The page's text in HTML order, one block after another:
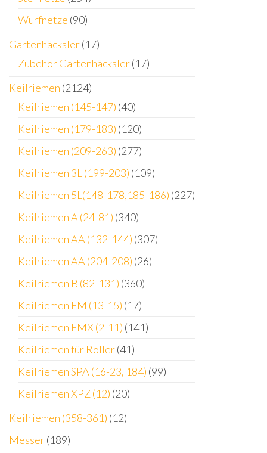
Wurfnetze (90)
Gartenhäcksler(17)
Zubehör Gartenhäcksler(17)
Keilriemen (2124)
Keilriemen (145-147) (40)
Keilriemen (179-183) (120)
Keilriemen (209-263) (277)
Keilriemen 3L (199-203) (109)
Keilriemen 5L(148-178,185-186) (227)
Keilriemen A (24-81) (340)
Keilriemen AA (132-144) (307)
Keilriemen AA (204-208) (26)
Keilriemen B (82-131) (360)
Keilriemen FM (13-15) (17)
Keilriemen FMX (2-11) (141)
Keilriemen für Roller(41)
Keilriemen SPA (16-23, 184) (99)
Keilriemen XPZ (12) (20)
Keilriemen (358-361) (12)
Messer(189)